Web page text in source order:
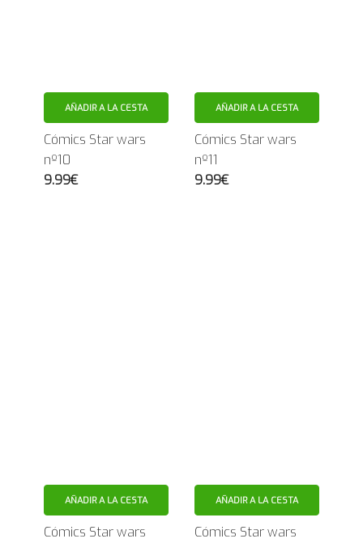
AÑADIR A LA CESTA
Cómics Star wars
nº10
9.99€
AÑADIR A LA CESTA
Cómics Star wars
nº11
9.99€
AÑADIR A LA CESTA
Cómics Star wars
AÑADIR A LA CESTA
Cómics Star wars